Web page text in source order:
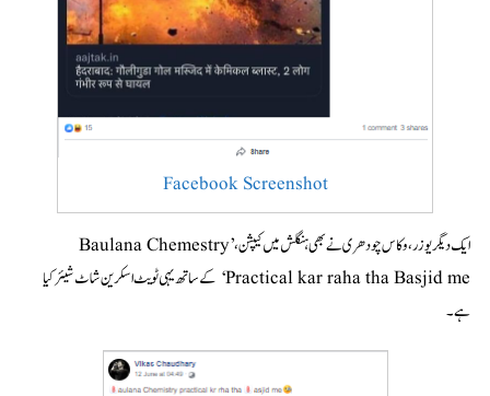
Facebook Screenshot
ایک دیگر یوزر، وکاس چودھری نے بھی ہنگلش میں کیپشن،’ Baulana Chemestry
Practical kar raha tha Basjid me‘ کے ساتھ یہی ٹویٹ اسکرین شاٹ شیئر کیا
ہے۔